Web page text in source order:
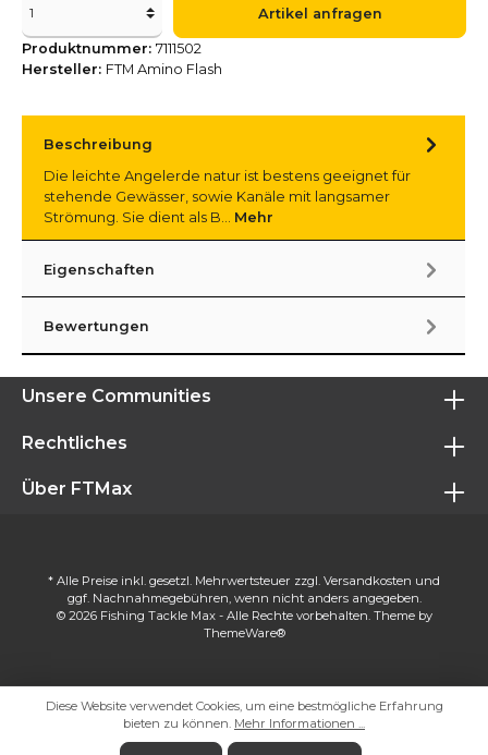
Artikel anfragen
Produktnummer: 7111502
Hersteller: FTM Amino Flash
Beschreibung
Die leichte Angelerde natur ist bestens geeignet für
stehende Gewässer, sowie Kanäle mit langsamer
Strömung. Sie dient als B… Mehr
Eigenschaften
Bewertungen
Unsere Communities
Rechtliches
Über FTMax
* Alle Preise inkl. gesetzl. Mehrwertsteuer zzgl. Versandkosten und
ggf. Nachnahmegebühren, wenn nicht anders angegeben.
© 2026 Fishing Tackle Max - Alle Rechte vorbehalten. Theme by
ThemeWare®
Diese Website verwendet Cookies, um eine bestmögliche Erfahrung
bieten zu können. Mehr Informationen ...